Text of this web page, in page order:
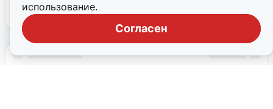
использование.
Согласен